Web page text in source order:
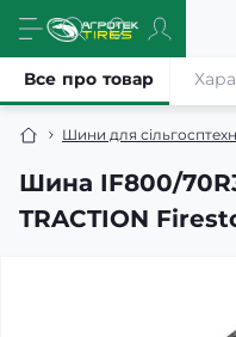
Шини для
Шина IF800/
TRACTION
Все про товар